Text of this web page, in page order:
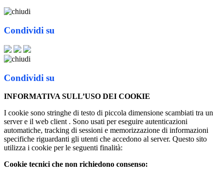
Condividi su
Condividi su
INFORMATIVA SULL’USO DEI COOKIE
I cookie sono stringhe di testo di piccola dimensione scambiati tra un
server e il web client . Sono usati per eseguire autenticazioni
automatiche, tracking di sessioni e memorizzazione di informazioni
specifiche riguardanti gli utenti che accedono al server. Questo sito
utilizza i cookie per le seguenti finalità:
Cookie tecnici che non richiedono consenso: